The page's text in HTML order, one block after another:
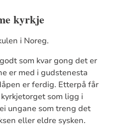
kyrkje
i Noreg.
som kvar gong det er
er med i gudstenesta
er ferdig. Etterpå får
som ligg i
ungane som treng det
eller eldre sysken.